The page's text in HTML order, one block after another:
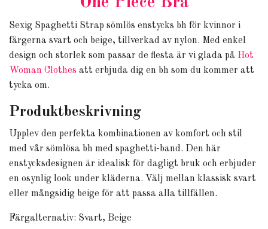
Sexig Spaghetti Strap sömlös enstycks bh för kvinnor i
färgerna svart och beige, tillverkad av nylon. Med enkel
design och storlek som passar de flesta är vi glada på Hot
Woman Clothes att erbjuda dig en bh som du kommer att
tycka om.
Produktbeskrivning
Upplev den perfekta kombinationen av komfort och stil
med vår sömlösa bh med spaghetti-band. Den här
enstycksdesignen är idealisk för dagligt bruk och erbjuder
en osynlig look under kläderna. Välj mellan klassisk svart
eller mångsidig beige för att passa alla tillfällen.
Färgalternativ: Svart, Beige